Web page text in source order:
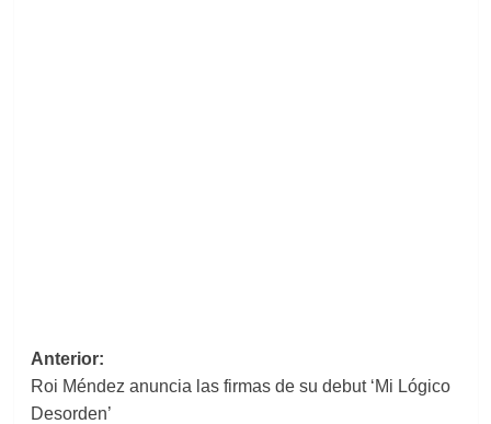
Navegación
de
Anterior:
Roi Méndez anuncia las firmas de su debut ‘Mi Lógico
Desorden’